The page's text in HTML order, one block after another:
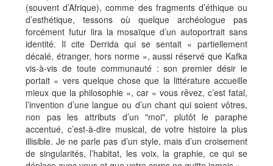
(souvent d’Afrique), comme des fragments d’éthique ou
d’esthétique, tessons où quelque archéologue pas
forcément futur lira la mosaïque d’un autoportrait sans
identité. Il cite Derrida qui se sentait « partiellement
décalé, étranger, hors norme », aussi réservé que Kafka
vis-à-vis de toute communauté : son premier désir le
portait « vers quelque chose que la littérature accueille
mieux que la philosophie », car « vous rêvez, c’est fatal,
l’invention d’une langue ou d’un chant qui soient vôtres,
non pas les attributs d’un "moi", plutôt le paraphe
accentué, c’est-à-dire musical, de votre histoire la plus
illisible. Je ne parle pas d’un style, mais d’un croisement
de singularités, l’habitat, les voix, la graphie, ce qui se